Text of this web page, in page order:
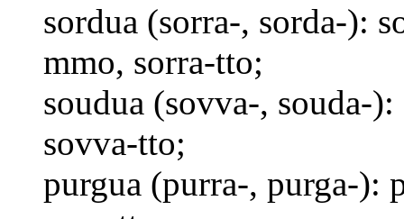
sordua (sorra-, sorda-):
mmo, sorra-tto;
soudua (sovva-, souda-
sovva-tto;
purgua (purra-, purga-):